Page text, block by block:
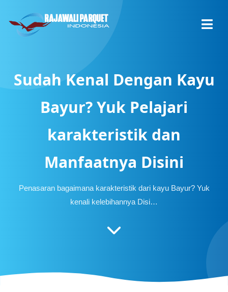
Sudah Kenal Dengan Kayu
Bayur? Yuk Pelajari
karakteristik dan
Manfaatnya Disini
Penasaran bagaimana karakteristik dari kayu Bayur? Yuk
kenali kelebihannya Disi…